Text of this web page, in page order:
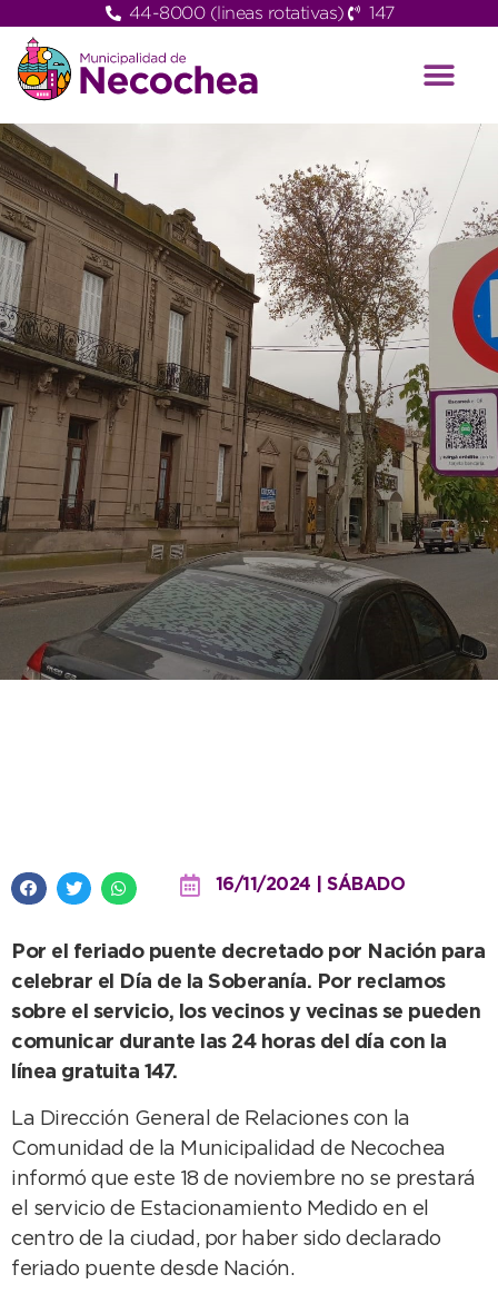
44-8000 (lineas rotativas) 147
16/11/2024 | SÁBADO
Por el feriado puente decretado por Nación para
celebrar el Día de la Soberanía. Por reclamos
sobre el servicio, los vecinos y vecinas se pueden
comunicar durante las 24 horas del día con la
línea gratuita 147.
La Dirección General de Relaciones con la
Comunidad de la Municipalidad de Necochea
informó que este 18 de noviembre no se prestará
el servicio de Estacionamiento Medido en el
centro de la ciudad, por haber sido declarado
feriado puente desde Nación.